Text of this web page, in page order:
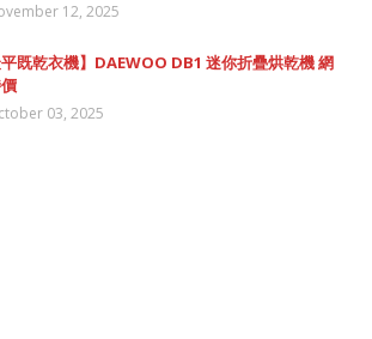
12, 2025
平既乾衣機】DAEWOO DB1 迷你折疊烘乾機 網
03, 2025